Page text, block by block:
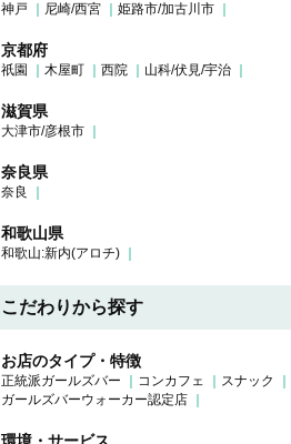
神戸 尼崎/西宮 姫路市/加古川市
京都府
祇園 木屋町 西院 山科/伏見/宇治
滋賀県
大津市/彦根市
奈良県
奈良
和歌山県
和歌山:新内(アロチ)
こだわりから探す
お店のタイプ・特徴
正統派ガールズバー コンカフェ スナック
ガールズバーウォーカー認定店